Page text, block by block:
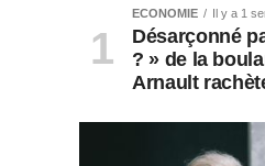
ECONOMIE Il y a 1
Désarçonné
? » de la
Arnault